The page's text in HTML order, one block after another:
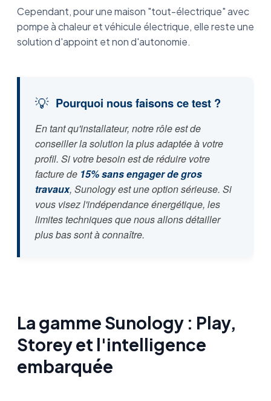
Cependant, pour une maison "tout-électrique" avec
pompe à chaleur et véhicule électrique, elle reste une
solution d'appoint et non d'autonomie.
💡 Pourquoi nous faisons ce test ?
En tant qu'installateur, notre rôle est de
conseiller la solution la plus adaptée à votre
profil. Si votre besoin est de réduire votre
facture de 15% sans engager de gros
travaux, Sunology est une option sérieuse. Si
vous visez l'indépendance énergétique, les
limites techniques que nous allons détailler
plus bas sont à connaître.
La gamme Sunology : Play,
Storey et l'intelligence
embarquée